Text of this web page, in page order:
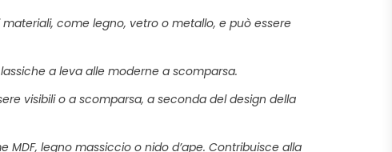
come legno, vetro o metallo, e può essere
a leva alle moderne a scomparsa.
visibili o a scomparsa, a seconda del design della
MDF, legno massiccio o nido d’ape. Contribuisce alla